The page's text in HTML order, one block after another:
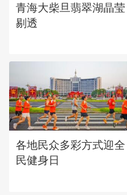
青海大柴旦翡翠湖晶莹
剔透
各地民众多彩方式迎全
民健身日